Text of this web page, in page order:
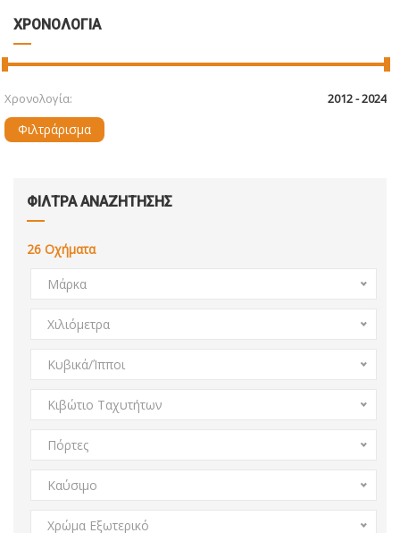
ΧΡΟΝΟΛΟΓΙΑ
Χρονολογία:
Φιλτράρισμα
ΦΙΛΤΡΑ ΑΝΑΖΗΤΗΣΗΣ
26 Οχήματα
Μάρκα
Χιλιόμετρα
Κυβικά/Ίπποι
Κιβώτιο Ταχυτήτων
Πόρτες
Καύσιμο
Χρώμα Εξωτερικό